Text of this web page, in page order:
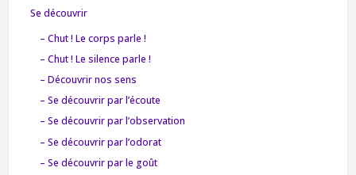
Se découvrir
– Chut ! Le corps parle !
– Chut ! Le silence parle !
– Découvrir nos sens
– Se découvrir par l’écoute
– Se découvrir par l’observation
– Se découvrir par l’odorat
– Se découvrir par le goût